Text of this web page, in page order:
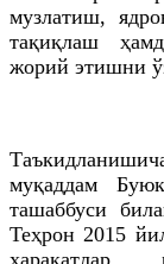
музлатиш,
тақиқлаш
жорий этишни
муқаддам
ташаббуси
Теҳрон 2015
ҳаракатлар